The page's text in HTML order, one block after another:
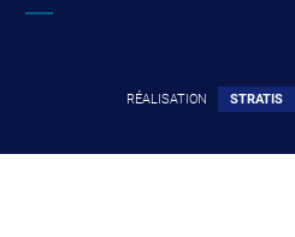
RÉALISATION STRATIS